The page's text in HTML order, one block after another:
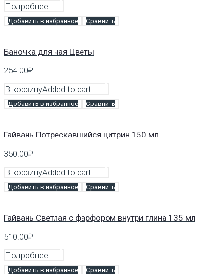
Подробнее
Добавить в избранное Сравнить
Баночка для чая Цветы
254.00₽
В корзинуAdded to cart!
Добавить в избранное Сравнить
Гайвань Потрескавшийся цитрин 150 мл
350.00₽
В корзинуAdded to cart!
Добавить в избранное Сравнить
Гайвань Светлая с фарфором внутри глина 135 мл
510.00₽
Подробнее
Добавить в избранное Сравнить